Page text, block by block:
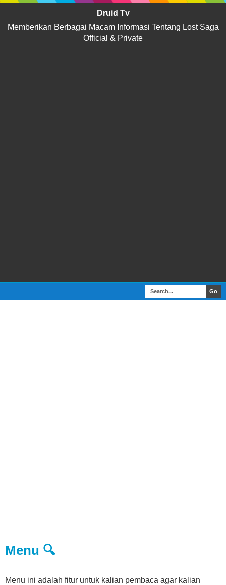
Druid Tv
Memberikan Berbagai Macam Informasi Tentang Lost Saga
Official & Private
Menu 🔍
Menu ini adalah fitur untuk kalian pembaca agar kalian